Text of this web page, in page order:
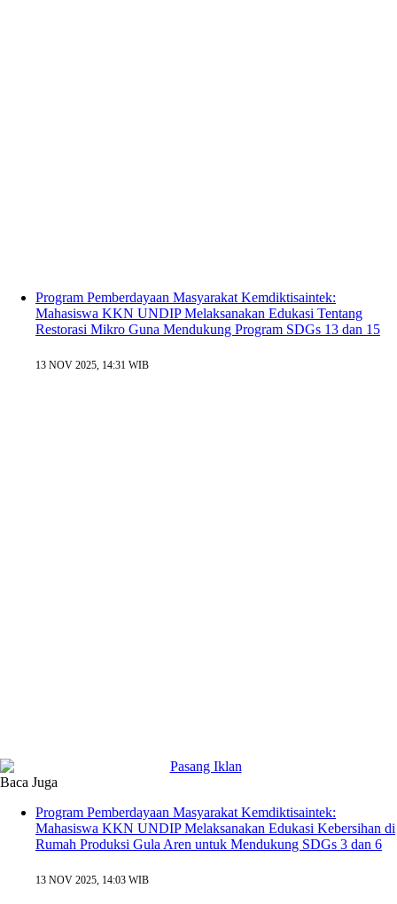
Program Pemberdayaan Masyarakat Kemdiktisaintek:
Mahasiswa KKN UNDIP Melaksanakan Edukasi Tentang
Restorasi Mikro Guna Mendukung Program SDGs 13 dan 15
13 NOV 2025, 14:31 WIB
Baca Juga
Program Pemberdayaan Masyarakat Kemdiktisaintek:
Mahasiswa KKN UNDIP Melaksanakan Edukasi Kebersihan di
Rumah Produksi Gula Aren untuk Mendukung SDGs 3 dan 6
13 NOV 2025, 14:03 WIB